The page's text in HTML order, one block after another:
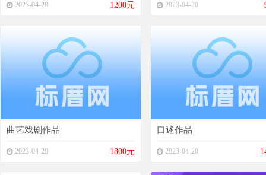
2023-04-20 1200元 2023-04-20
曲艺戏剧作品
2023-04-20 1800元
口述作品
2023-04-20